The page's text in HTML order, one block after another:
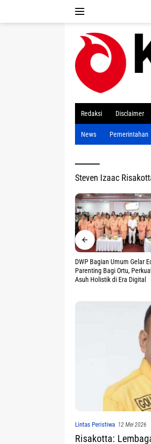
Redaksi Disclaimer
News Pemerintahan
Steven Izaac
Kapolda Papua Tengah
Keluarga Almarhum Jerren
Ajak Warga Jaga
Lintas Peristiwa 12 Mei 2026
Risakotta: